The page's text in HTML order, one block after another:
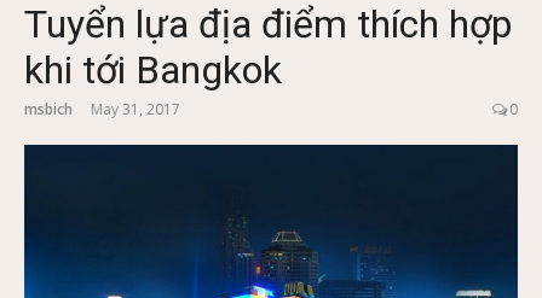
Tuyển lựa địa điểm thích hợp
khi tới Bangkok
msbich May 31, 2017 0